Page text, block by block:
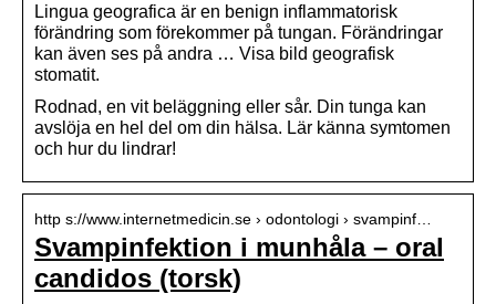
Lingua geografica är en benign inflammatorisk
förändring som förekommer på tungan. Förändringar
kan även ses på andra … Visa bild geografisk
stomatit.
Rodnad, en vit beläggning eller sår. Din tunga kan
avslöja en hel del om din hälsa. Lär känna symtomen
och hur du lindrar!
http s://www.internetmedicin.se › odontologi › svampinf…
Svampinfektion i munhåla – oral
candidos (torsk)